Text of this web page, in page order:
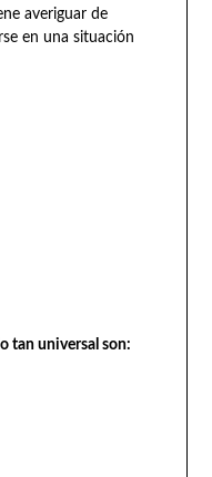
averiguar de
en una situación
tan universal son: